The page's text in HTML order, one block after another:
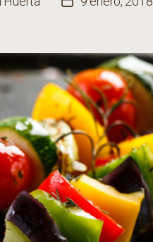
Fecha
entrada